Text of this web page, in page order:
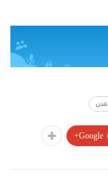
عدن
Google+